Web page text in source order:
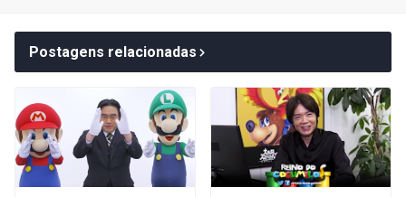
Postagens relacionadas